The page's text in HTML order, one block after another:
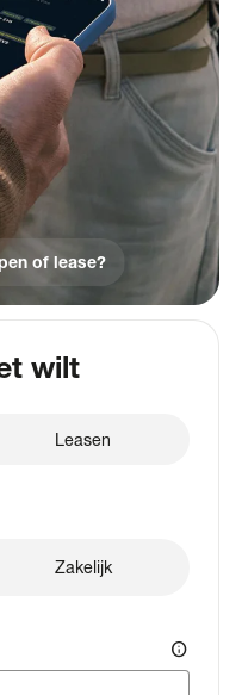
of lease?
wilt
Leasen
Zakelijk
info